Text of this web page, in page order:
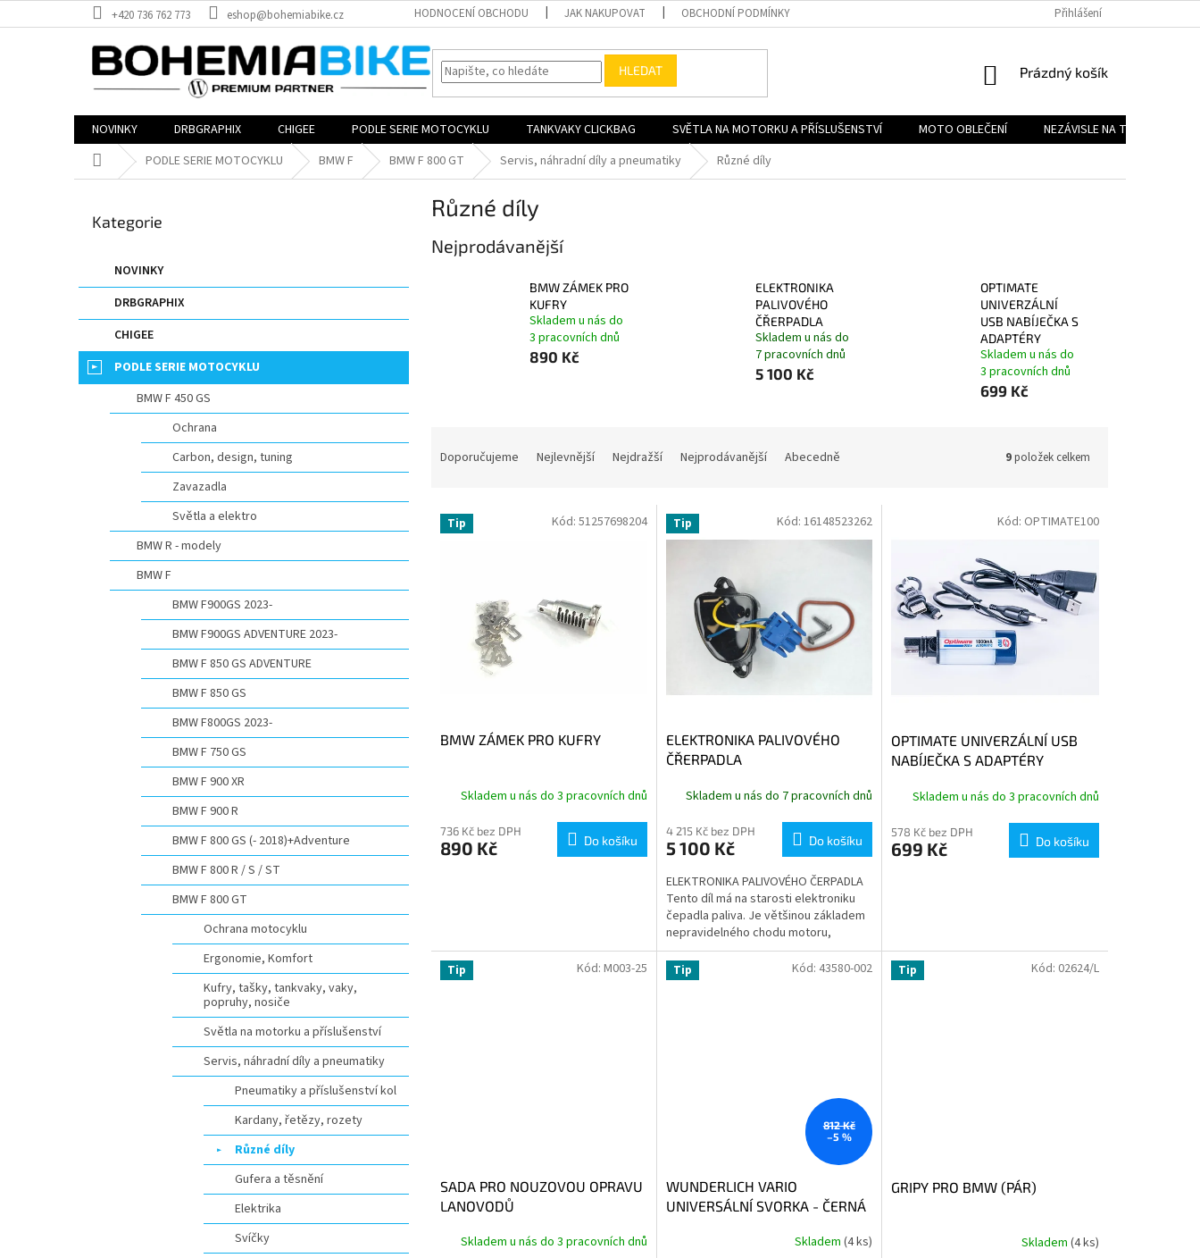
na
+420 736 762 773 eshop@bohemiabike.cz HODNOCENÍ OBCHODU JAK NAKUPOVAT OBCHODNÍ PODMÍNKY REKLAMAČNÍ ŘÁD
Přihlášení
HLEDAT
NÁKUPNÍ
Prázdný košík
NOVINKY DRBGRAPHIX CHIGEE PODLE SERIE MOTOCYKLU TANKVAKY CLICKBAG SVĚTLA NA MOTORKU A PŘÍSLUŠENSTVÍ MOTO OBLEČENÍ
NEZÁVISLE NA TYPU
Domů PODLE SERIE MOTOCYKLU BMW F BMW F 800 GT Servis, náhradní díly a pneumatiky Různé díly
a
n
a
Přeskočit
Kategorie
NOVINKY
DRBGRAPHIX
CHIGEE
PODLE SERIE MOTOCYKLU
BMW F 450 GS
Ochrana
Carbon, design, tuning
Zavazadla
Světla a elektro
BMW R - modely
BMW F
BMW F900GS 2023-
BMW F900GS ADVENTURE 2023-
BMW F 850 GS ADVENTURE
BMW F 850 GS
BMW F800GS 2023-
BMW F 750 GS
BMW F 900 XR
BMW F 900 R
BMW F 800 GS (- 2018)+Adventure
BMW F 800 R / S / ST
BMW F 800 GT
Ochrana motocyklu
Ergonomie, Komfort
Kufry, tašky, tankvaky, vaky,
popruhy, nosiče
Světla na motorku a příslušenství
Servis, náhradní díly a pneumatiky
Pneumatiky a příslušenství kol
Kardany, řetězy, rozety
Různé díly
Gufera a těsnění
Elektrika
Svíčky
Různé díly
Nejprodávanější
BMW ZÁMEK PRO
KUFRY
Skladem u nás do
3 pracovních dnů
890 Kč
ELEKTRONIKA
PALIVOVÉHO
ČŘERPADLA
Skladem u nás do
7 pracovních dnů
5 100 Kč
OPTIMATE
UNIVERZÁLNÍ
USB NABÍJEČKA S
ADAPTÉRY
Skladem u nás do
3 pracovních dnů
699 Kč
n
Doporučujeme Nejlevnější Nejdražší Nejprodávanější Abecedně 9položek celkem
V Tip
BMW ZÁMEK PRO KUFRY
Skladem u nás do 3 pracovních dnů
736 Kč bez DPH
890 Kč Do košíku
Kód: 51257698204 Tip
ELEKTRONIKA PALIVOVÉHO
ČŘERPADLA
Skladem u nás do 7 pracovních dnů
4 215 Kč bez DPH
5 100 Kč Do košíku
ELEKTRONIKA PALIVOVÉHO ČERPADLA
Tento díl má na starosti elektroniku
čepadla paliva. Je většinou základem
nepravidelného chodu motoru,
projevuje se cukáním při konstantní...
Kód:16148523262
OPTIMATE UNIVERZÁLNÍ USB
NABÍJEČKA S ADAPTÉRY
Skladem u nás do 3 pracovních dnů
578 Kč bez DPH
699 Kč Do košíku
Kód: OPTIMATE100
Tip
SADA PRO NOUZOVOU OPRAVU
LANOVODŮ
Skladem u nás do 3 pracovních dnů
Kód: M003-25 Tip
812 Kč
–5 %
WUNDERLICH VARIO
UNIVERSÁLNÍ SVORKA - ČERNÁ
Skladem(4 ks)
Kód: 43580-002 Tip
GRIPY PRO BMW (PÁR)
Skladem (4 ks)
Kód: 02624/L